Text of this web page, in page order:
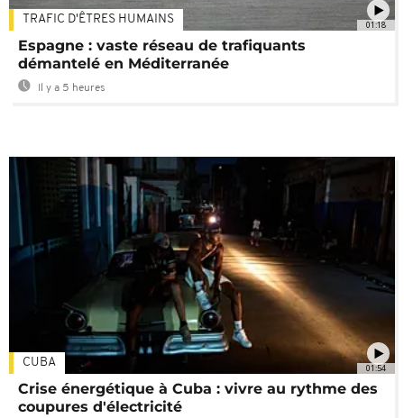
01:18
TRAFIC D'ÊTRES HUMAINS
Espagne : vaste réseau de trafiquants
démantelé en Méditerranée
Il y a 5 heures
01:54
CUBA
Crise énergétique à Cuba : vivre au rythme des
coupures d'électricité